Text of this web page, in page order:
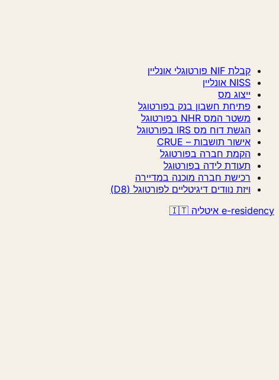
קבלת NIF פורטוגלי אונליין
NISS אונליין
ייצוג מס
פתיחת חשבון בנק בפורטוגל
משטר המס NHR בפורטוגל
הגשת דוח מס IRS בפורטוגל
אישור תושבות – CRUE
הקמת חברה בפורטוגל
תעודת לידה בפורטוגל
רכישת חברה מוכנה במדיירה
ויזת נוודים דיגיטליים לפורטוגל (D8)
e-residency איטליה 🇮🇹